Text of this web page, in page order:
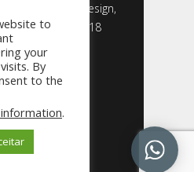
de Webdesign,
de Sites - 2018
0001-­24
031
98228.9812
to
your
By
to the
.